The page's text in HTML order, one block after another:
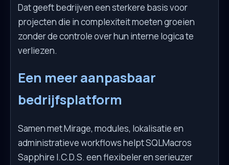
Dat geeft bedrijven een sterkere basis voor
projecten die in complexiteit moeten groeien
zonder de controle over hun interne logica te
verliezen.
Een meer aanpasbaar
bedrijfsplatform
Samen met Mirage, modules, lokalisatie en
administratieve workflows helpt SQLMacros
Sapphire I.C.D.S. een flexibeler en serieuzer